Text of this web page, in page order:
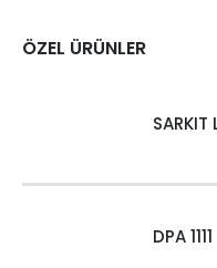
ÖZEL ÜRÜNLER
DPA 1111